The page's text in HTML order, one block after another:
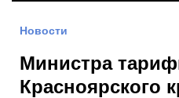
Новости
Министра
Красноярского